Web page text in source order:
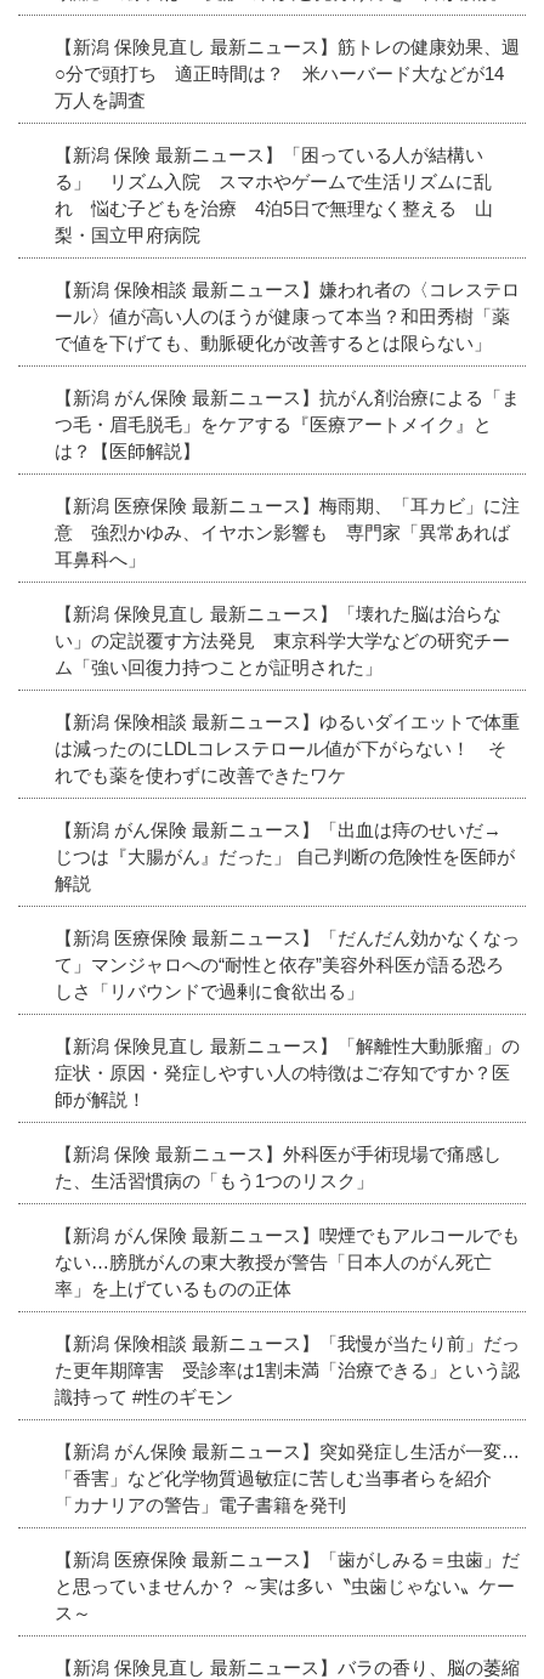
【新潟 保険見直し 最新ニュース】筋トレの健康効果、週
○分で頭打ち 適正時間は？ 米ハーバード大などが14
万人を調査
【新潟 保険 最新ニュース】「困っている人が結構い
る」 リズム入院 スマホやゲームで生活リズムに乱
れ 悩む子どもを治療 4泊5日で無理なく整える 山
梨・国立甲府病院
【新潟 保険相談 最新ニュース】嫌われ者の〈コレステロ
ール〉値が高い人のほうが健康って本当？和田秀樹「薬
で値を下げても、動脈硬化が改善するとは限らない」
【新潟 がん保険 最新ニュース】抗がん剤治療による「ま
つ毛・眉毛脱毛」をケアする『医療アートメイク』と
は？【医師解説】
【新潟 医療保険 最新ニュース】梅雨期、「耳カビ」に注
意 強烈かゆみ、イヤホン影響も 専門家「異常あれば
耳鼻科へ」
【新潟 保険見直し 最新ニュース】「壊れた脳は治らな
い」の定説覆す方法発見 東京科学大学などの研究チー
ム「強い回復力持つことが証明された」
【新潟 保険相談 最新ニュース】ゆるいダイエットで体重
は減ったのにLDLコレステロール値が下がらない！ そ
れでも薬を使わずに改善できたワケ
【新潟 がん保険 最新ニュース】「出血は痔のせいだ→
じつは『大腸がん』だった」 自己判断の危険性を医師が
解説
【新潟 医療保険 最新ニュース】「だんだん効かなくなっ
て」マンジャロへの“耐性と依存”美容外科医が語る恐ろ
しさ「リバウンドで過剰に食欲出る」
【新潟 保険見直し 最新ニュース】「解離性大動脈瘤」の
症状・原因・発症しやすい人の特徴はご存知ですか？医
師が解説！
【新潟 保険 最新ニュース】外科医が手術現場で痛感し
た、生活習慣病の「もう1つのリスク」
【新潟 がん保険 最新ニュース】喫煙でもアルコールでも
ない…膀胱がんの東大教授が警告「日本人のがん死亡
率」を上げているものの正体
【新潟 保険相談 最新ニュース】「我慢が当たり前」だっ
た更年期障害 受診率は1割未満「治療できる」という認
識持って #性のギモン
【新潟 がん保険 最新ニュース】突如発症し生活が一変…
「香害」など化学物質過敏症に苦しむ当事者らを紹介
「カナリアの警告」電子書籍を発刊
【新潟 医療保険 最新ニュース】「歯がしみる＝虫歯」だ
と思っていませんか？ ～実は多い〝虫歯じゃない〟ケー
ス～
【新潟 保険見直し 最新ニュース】バラの香り、脳の萎縮